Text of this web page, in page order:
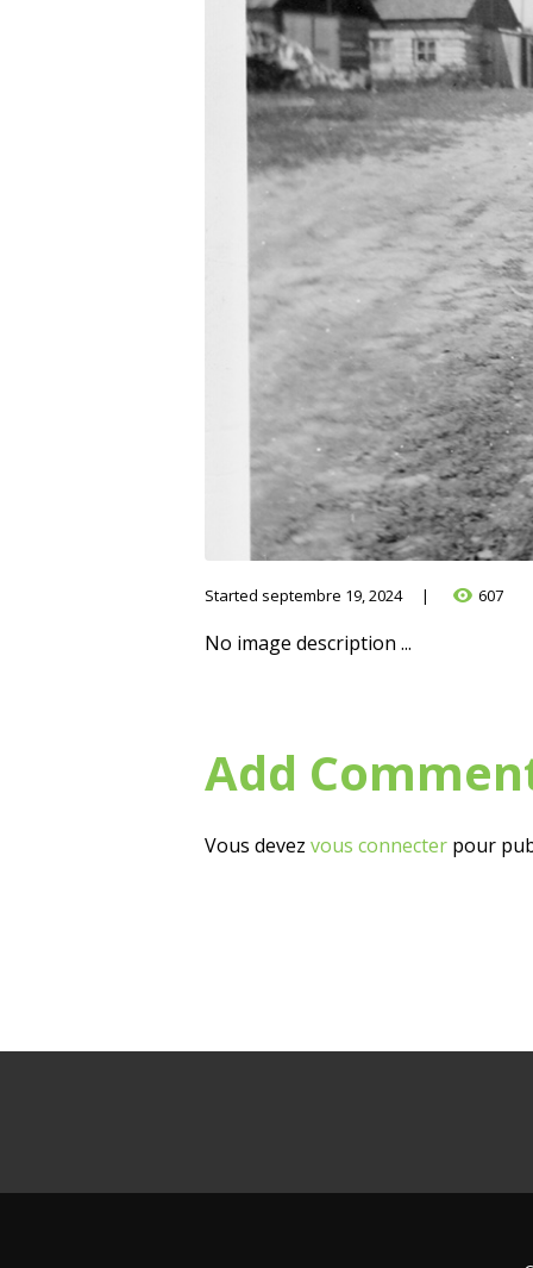
Started septembre 19, 2024 607
No image description ...
Add
Vous devez vous connecter pour